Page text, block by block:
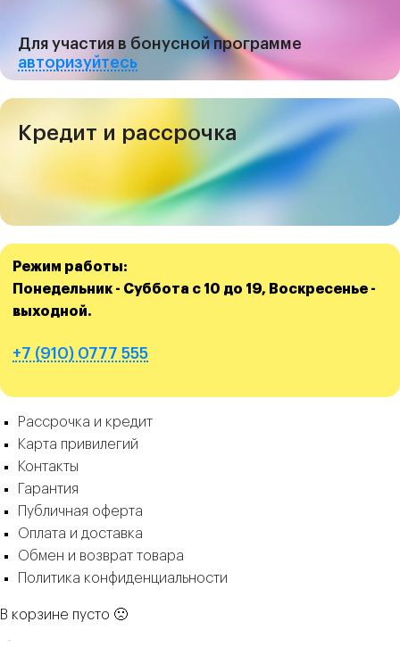
Для участия в бонусной программе
авторизуйтесь
Кредит и рассрочка
Режим работы:
Понедельник - Суббота с 10 до 19, Воскресенье -
выходной.
+7 (910) 0777 555
Рассрочка и кредит
Карта привилегий
Контакты
Гарантия
Публичная оферта
Оплата и доставка
Обмен и возврат товара
Политика конфиденциальности
В корзине пусто 🙁